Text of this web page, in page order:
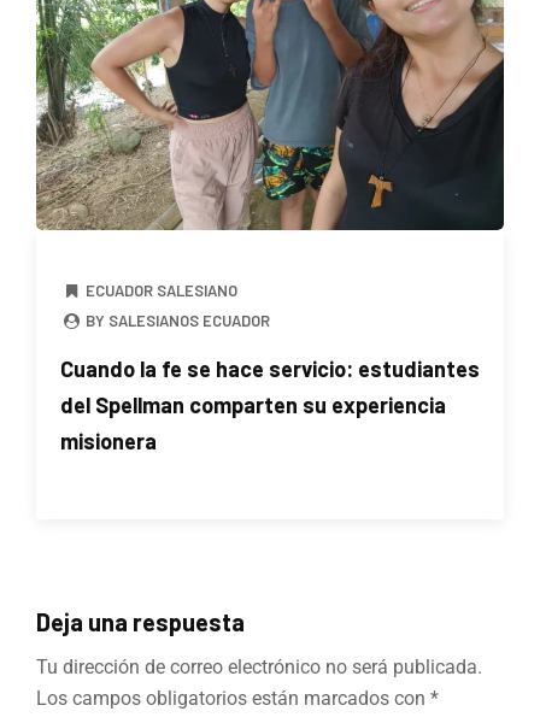
ECUADOR SALESIANO
BY SALESIANOS ECUADOR
Cuando la fe se hace servicio: estudiantes
del Spellman comparten su experiencia
misionera
Deja una respuesta
Tu dirección de correo electrónico no será publicada.
Los campos obligatorios están marcados con *